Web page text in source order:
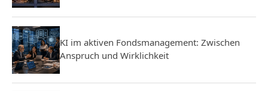
KI im aktiven Fondsmanagement: Zwischen
Anspruch und Wirklichkeit